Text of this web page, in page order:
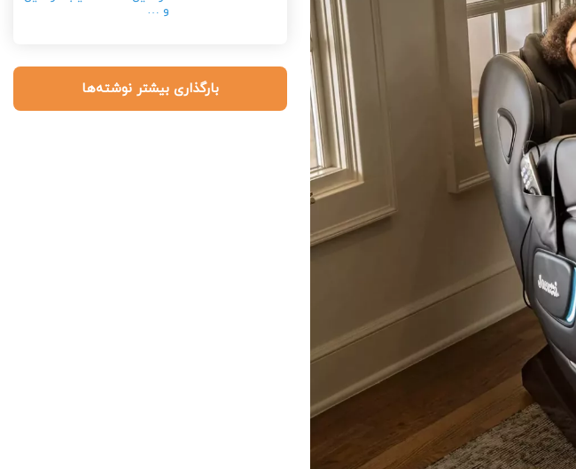
و …
بارگذاری بیشتر نوشته‌ها